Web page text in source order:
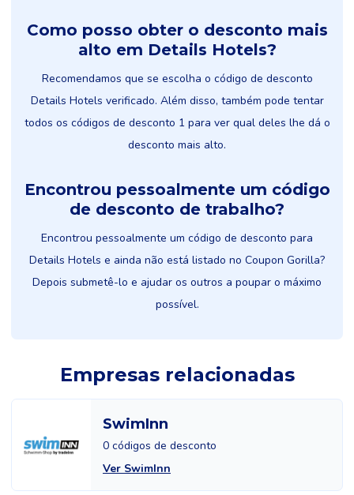
Como posso obter o desconto mais
alto em Details Hotels?
Recomendamos que se escolha o código de desconto
Details Hotels verificado. Além disso, também pode tentar
todos os códigos de desconto 1 para ver qual deles lhe dá o
desconto mais alto.
Encontrou pessoalmente um código
de desconto de trabalho?
Encontrou pessoalmente um código de desconto para
Details Hotels e ainda não está listado no Coupon Gorilla?
Depois submetê-lo e ajudar os outros a poupar o máximo
possível.
Empresas relacionadas
SwimInn
0 códigos de desconto
Ver SwimInn